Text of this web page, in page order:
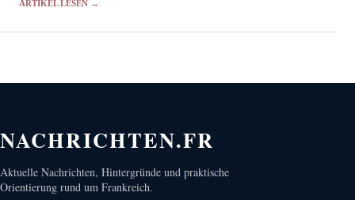
Körper zu reduzieren.
ARTIKEL LESEN →
NACHRICHTEN.FR
Aktuelle Nachrichten, Hintergründe und praktische
Orientierung rund um Frankreich.